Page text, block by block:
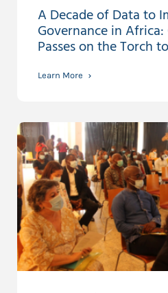
A Decade of Data to
Governance in
Passes on the Torch
Learn More